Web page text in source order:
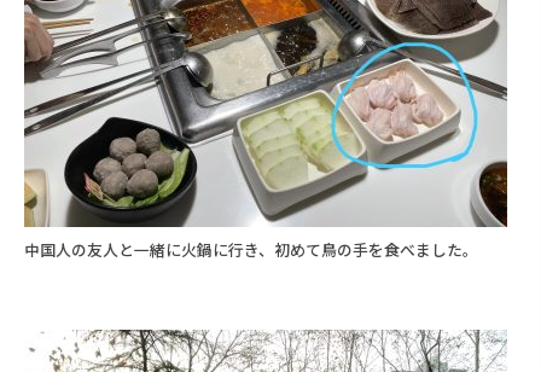
中国人の友人と一緒に火鍋に行き、初めて鳥の手を食べました。